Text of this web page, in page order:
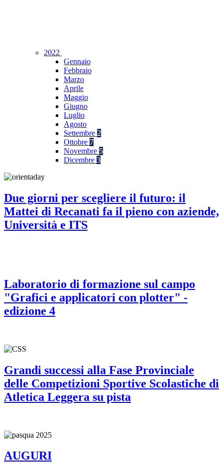
2022
Gennaio
Febbraio
Marzo
Aprile
Maggio
Giugno
Luglio
Agosto
Settembre 2
Ottobre 7
Novembre 5
Dicembre 3
Due giorni per scegliere il futuro: il
Mattei di Recanati fa il pieno con aziende,
Università e ITS
Laboratorio di formazione sul campo
"Grafici e applicatori con plotter" -
edizione 4
Grandi successi alla Fase Provinciale
delle Competizioni Sportive Scolastiche di
Atletica Leggera su pista
AUGURI